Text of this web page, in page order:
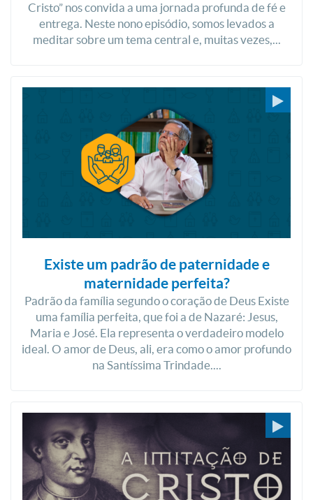
Cristo” nos convida a uma jornada profunda de fé e
entrega. Neste nono episódio, somos levados a
meditar sobre um tema central e, muitas vezes,...
Existe um padrão de paternidade e
maternidade perfeita?
Padrão da família segundo o coração de Deus Existe
uma família perfeita, que foi a de Nazaré: Jesus,
Maria e José. Ela representa o verdadeiro modelo
ideal. O amor de Deus, ali, era como o amor profundo
na Santíssima Trindade....